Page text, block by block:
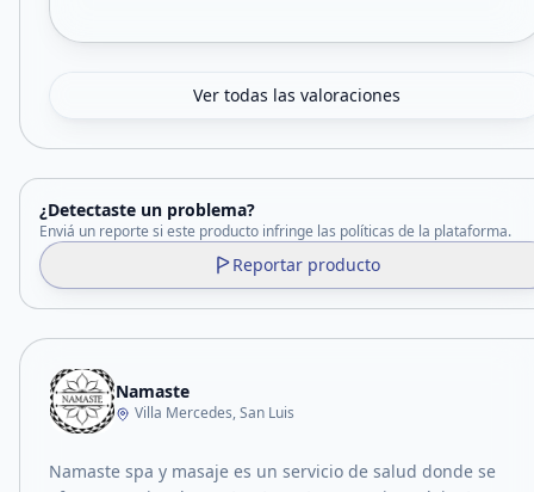
Ver todas las valoraciones
¿Detectaste un problema?
Enviá un reporte si este producto infringe las políticas de la plataforma.
Reportar producto
Namaste
Villa Mercedes, San Luis
Namaste spa y masaje es un servicio de salud donde se